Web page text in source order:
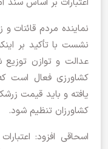
نماینده مردم قائنات
نشست با تأکید بر
یافته و باید قیمت
کشاورزان تنظیم شود.
اسحاقی افزود: